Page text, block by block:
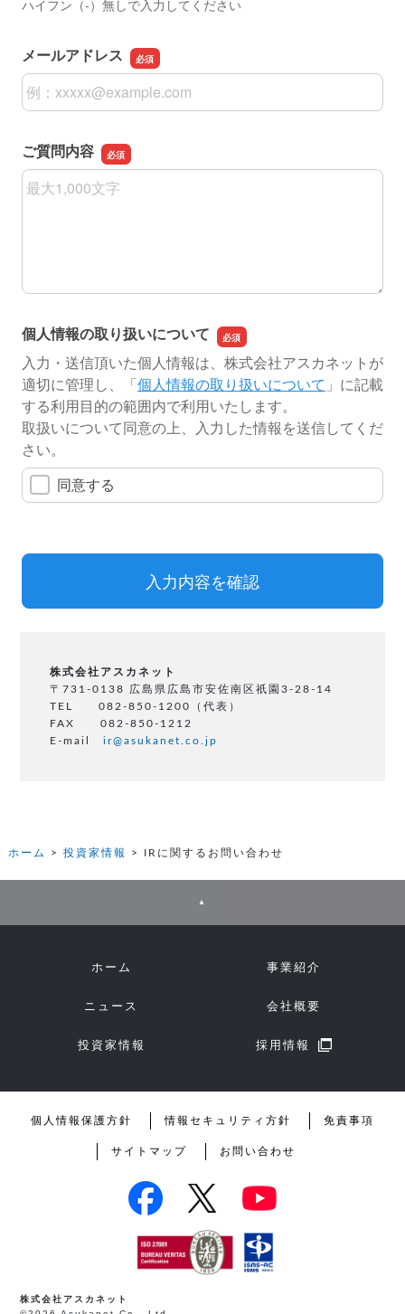
株式会社アスカネット
〒731-0138 広島県広島市安佐南区祇園3-28-14
TEL 082-850-1200（代表）
FAX 082-850-1212
E-mail ir@asukanet.co.jp
ホーム 投資家情報 IRに関するお問い合わせ
▲
ホーム 事業紹介
ニュース 会社概要
投資家情報 採用情報
個人情報保護方針 情報セキュリティ方針 免責事項
サイトマップ お問い合わせ
株式会社アスカネット